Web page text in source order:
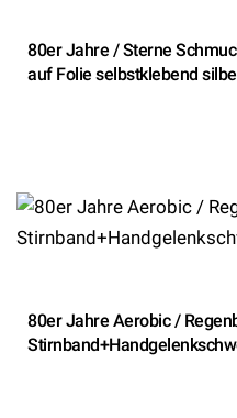
80er Jahre / Sterne
auf Folie selbstklebend
80er Jahre Aerobic /